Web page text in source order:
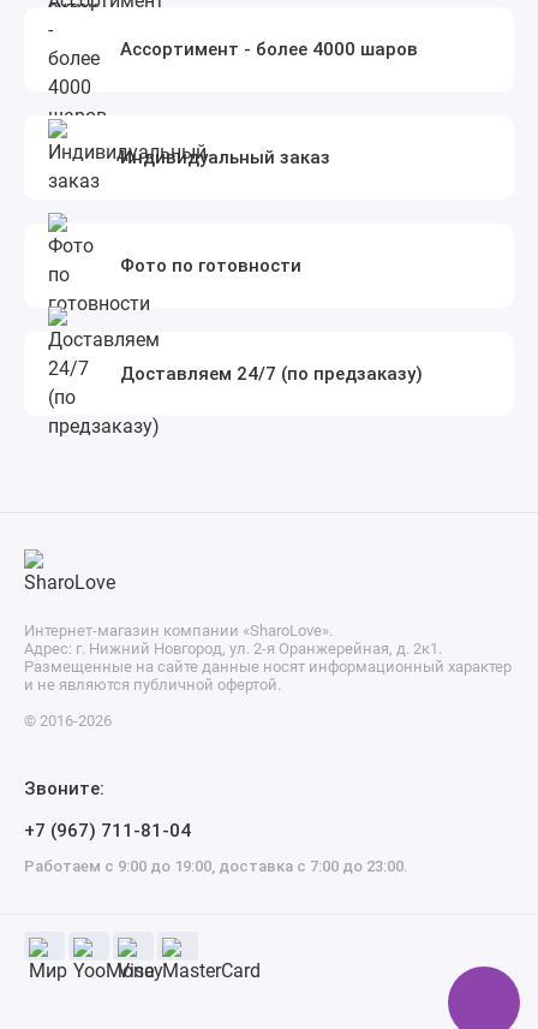
Ассортимент - более 4000 шаров
Индивидуальный заказ
Фото по готовности
Доставляем 24/7 (по предзаказу)
Интернет-магазин компании «SharoLove».
Адрес: г. Нижний Новгород, ул. 2-я Оранжерейная, д. 2к1.
Размещенные на сайте данные носят информационный характер
и не являются публичной офертой.
© 2016-2026
Звоните:
+7 (967) 711-81-04
Работаем с 9:00 до 19:00, доставка с 7:00 до 23:00.